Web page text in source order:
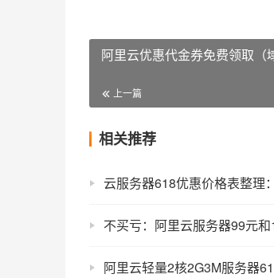
阿里云优惠代金券免费领取（
上一篇
相关推荐